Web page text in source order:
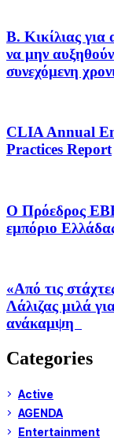
Β. Κικίλιας για
να μην αυξηθούν
συνεχόμενη
CLIA Annual
Practices Report
Ο Πρόεδρος
εμπόριο
«Από τις
Λάλιζας μιλά
ανάκαμψη
Categories
Active
AGENDA
Entertainment